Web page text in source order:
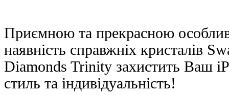
Приємною та прекрасною
наявність справжніх кристалів
Diamonds Trinity захистить Ваш
стиль та індивідуальність!